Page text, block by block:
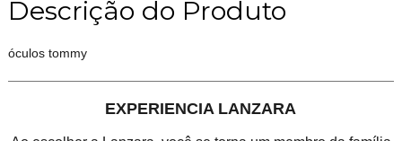
Descrição do Produto
óculos tommy
EXPERIENCIA LANZARA